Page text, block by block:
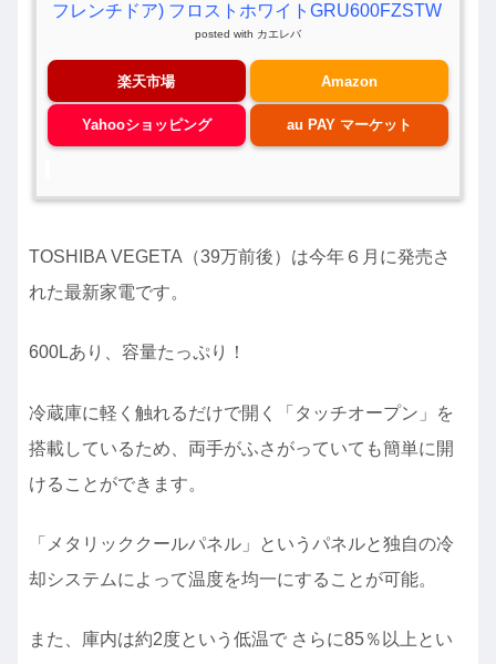
フレンチドア) フロストホワイトGRU600FZSTW
posted with カエレバ
楽天市場 Amazon
Yahooショッピング au PAY マーケット
TOSHIBA VEGETA（39万前後）は今年６月に発売さ
れた最新家電です。
600Lあり、容量たっぷり！
冷蔵庫に軽く触れるだけで開く「タッチオープン」を
搭載しているため、両手がふさがっていても簡単に開
けることができます。
「メタリッククールパネル」というパネルと独自の冷
却システムによって温度を均一にすることが可能。
また、庫内は約2度という低温で さらに85％以上とい